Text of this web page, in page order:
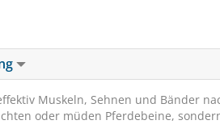
Muskeln, Sehnen und Bänder
oder müden Pferdebeine,